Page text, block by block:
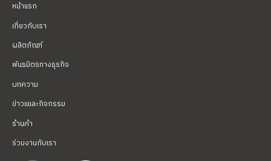
หน้าแรก
เกี่ยวกับเรา
ผลิตภัณฑ์
พันธมิตรทางธุรกิจ
บทความ
ข่าวแและกิจกรรม
ร้านค้า
ร่วมงานกับเรา